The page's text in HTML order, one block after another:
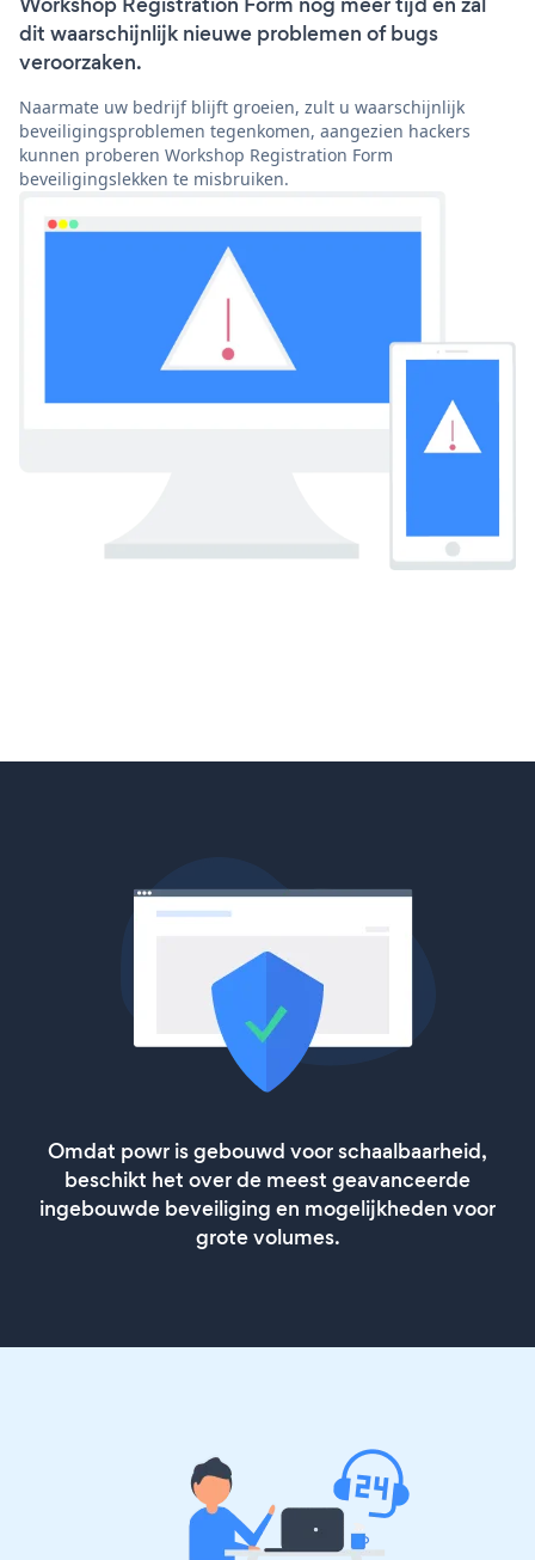
dit waarschijnlijk nieuwe problemen of bugs
veroorzaken.
Naarmate uw bedrijf blijft groeien, zult u waarschijnlijk
beveiligingsproblemen tegenkomen, aangezien hackers
kunnen proberen Workshop Registration Form
beveiligingslekken te misbruiken.
Omdat powr is gebouwd voor schaalbaarheid,
beschikt het over de meest geavanceerde
ingebouwde beveiliging en mogelijkheden voor
grote volumes.